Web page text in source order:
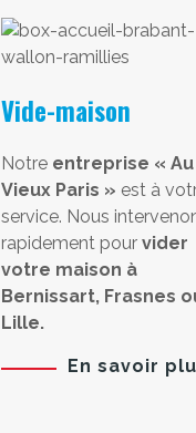
Vide-maison
Notre entreprise « Au
Vieux Paris » est à
service. Nous
rapidement pour vider
votre maison à
Bernissart, Frasnes
Lille.
En savoir